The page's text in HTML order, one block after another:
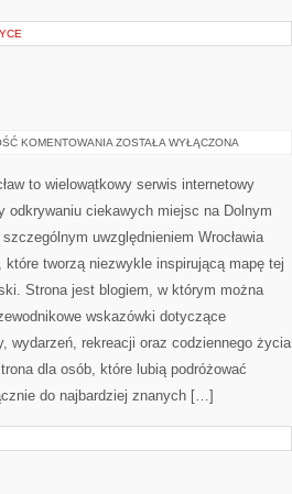
KOMENTOWANIA LUBIN
ZOSTAŁA WYŁĄCZONA
to wielowątkowy serwis internetowy
odkrywaniu ciekawych miejsc na Dolnym
uwzględnieniem Wrocławia
które tworzą niezwykle inspirującą mapę tej
Strona jest blogiem, w którym można
wskazówki dotyczące
wydarzeń, rekreacji oraz codziennego życia
dla osób, które lubią podróżować
do najbardziej znanych […]